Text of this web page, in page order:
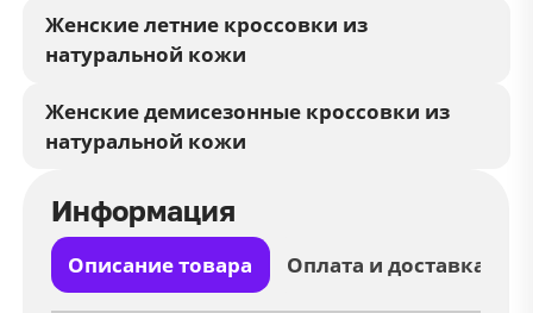
Женские летние кроссовки из
натуральной кожи
Женские демисезонные кроссовки из
натуральной кожи
Информация
Описание товара Оплата и доставка